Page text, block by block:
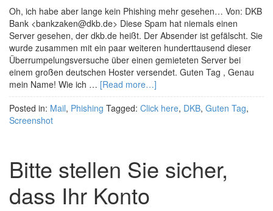
Oh, ich habe aber lange kein Phishing mehr gesehen… Von: DKB
Bank <bankzaken@dkb.de> Diese Spam hat niemals einen
Server gesehen, der dkb.de heißt. Der Absender ist gefälscht. Sie
wurde zusammen mit ein paar weiteren hunderttausend dieser
Überrumpelungsversuche über einen gemieteten Server bei
einem großen deutschen Hoster versendet. Guten Tag , Genau
mein Name! Wie ich … [Read more…]
Posted in: Mail, Phishing Tagged: Click here, DKB, Guten Tag,
Screenshot
Bitte stellen Sie sicher,
dass Ihr Konto